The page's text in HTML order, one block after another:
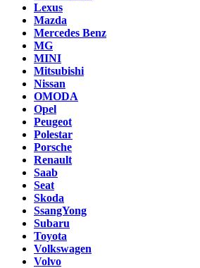
Lexus
Mazda
Mercedes Benz
MG
MINI
Mitsubishi
Nissan
OMODA
Opel
Peugeot
Polestar
Porsche
Renault
Saab
Seat
Skoda
SsangYong
Subaru
Toyota
Volkswagen
Volvo